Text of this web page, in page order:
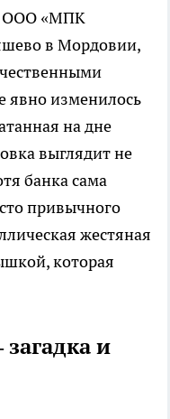
ООО «МПК
в Мордовии,
явно изменилось
на дне
выглядит не
банка сама
привычного
жестяная
которая
и